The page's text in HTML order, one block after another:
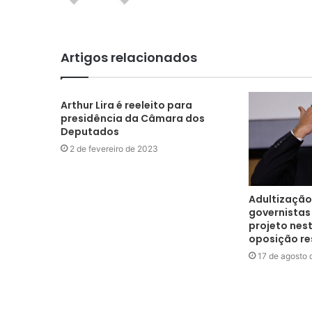
Artigos relacionados
Arthur Lira é reeleito para
presidência da Câmara dos
Deputados
2 de fevereiro de 2023
projeto
oposição
17 de agosto